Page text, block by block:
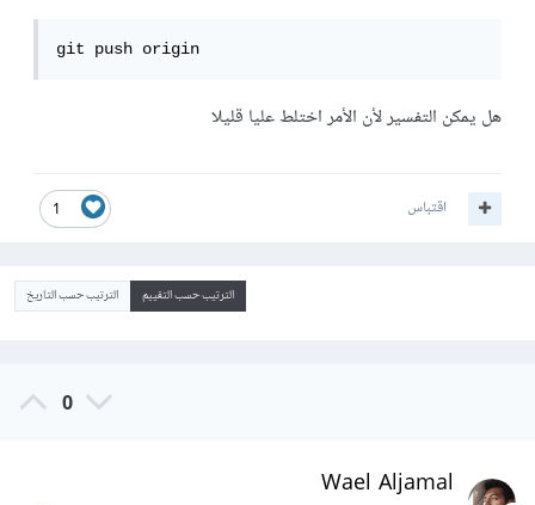
git push origin
هل يمكن التفسير لأن الأمر اختلط عليا قليلا
1 اقتباس
الترتيب حسب التقييم الترتيب حسب التاريخ
0
Wael Aljamal